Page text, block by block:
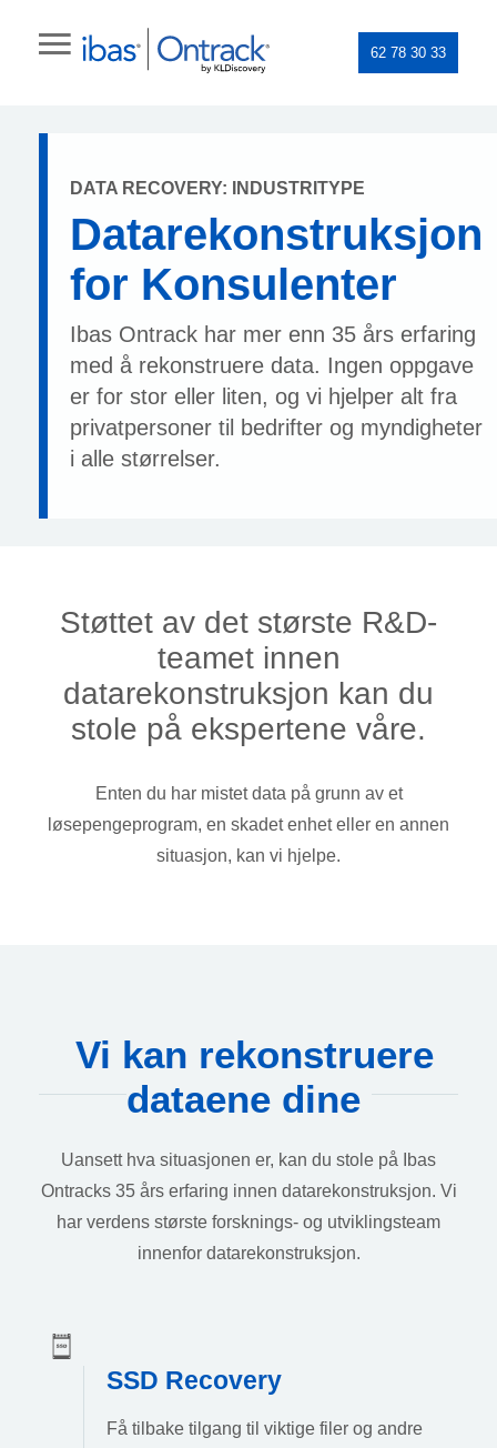
62 78 30 33
DATA RECOVERY: INDUSTRITYPE
Datarekonstruksjon
for Konsulenter
Ibas Ontrack har mer enn 35 års erfaring
med å rekonstruere data. Ingen oppgave
er for stor eller liten, og vi hjelper alt fra
privatpersoner til bedrifter og myndigheter
i alle størrelser.
Støttet av det største R&D-
teamet innen
datarekonstruksjon kan du
stole på ekspertene våre.
Enten du har mistet data på grunn av et
løsepengeprogram, en skadet enhet eller en annen
situasjon, kan vi hjelpe.
Vi kan rekonstruere
dataene dine
Uansett hva situasjonen er, kan du stole på Ibas
Ontracks 35 års erfaring innen datarekonstruksjon. Vi
har verdens største forsknings- og utviklingsteam
innenfor datarekonstruksjon.
SSD Recovery
Få tilbake tilgang til viktige filer og andre